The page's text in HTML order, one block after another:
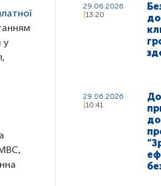
у
29.06.2026
13:20
29.06.2026
10:41